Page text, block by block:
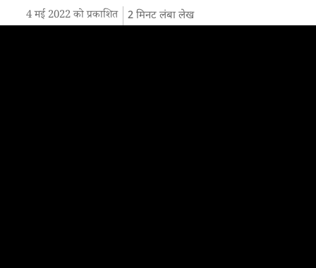
4 मई 2022 को प्रकाशित 2मिनट लंबा लेख